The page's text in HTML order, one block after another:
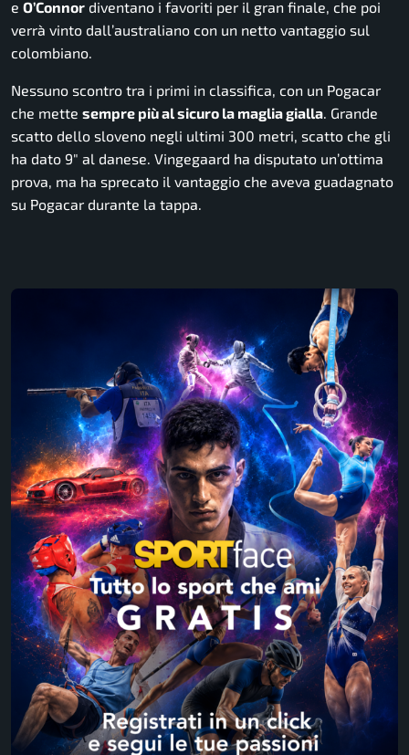
e O’Connor diventano i favoriti per il gran finale, che poi
verrà vinto dall’australiano con un netto vantaggio sul
colombiano.
Nessuno scontro tra i primi in classifica, con un Pogacar
che mette sempre più al sicuro la maglia gialla. Grande
scatto dello sloveno negli ultimi 300 metri, scatto che gli
ha dato 9″ al danese. Vingegaard ha disputato un’ottima
prova, ma ha sprecato il vantaggio che aveva guadagnato
su Pogacar durante la tappa.